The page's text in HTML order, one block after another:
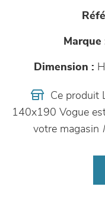
Marque
Dimension :
Ce produit
140x190 Vogue
votre magasin